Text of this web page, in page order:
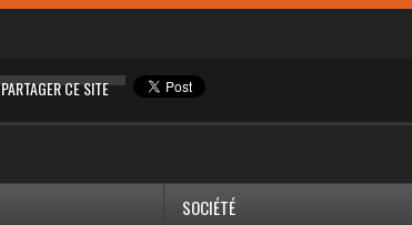
PARTAGER CE SITE
SOCIÉTÉ